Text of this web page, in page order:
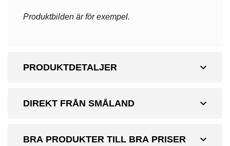
Produktbilden är för exempel.
expand_more
PRODUKTDETALJER
expand_more
DIREKT FRÅN SMÅLAND
expand_more
BRA PRODUKTER TILL BRA PRISER